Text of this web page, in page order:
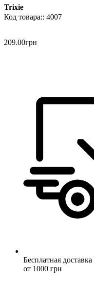
Trixie
4007
209.00грн
Бесплатная доставка
от 1000 грн